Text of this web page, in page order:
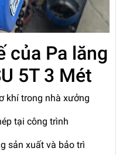
của Pa lăng
5T 3 Mét
khí trong nhà xưởng
tại công trình
sản xuất và bảo trì